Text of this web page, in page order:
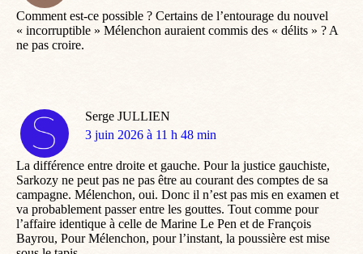
Comment est-ce possible ? Certains de l’entourage du nouvel
« incorruptible » Mélenchon auraient commis des « délits » ? A
ne pas croire.
Serge JULLIEN
dit
3 juin 2026 à 11 h 48 min
La différence entre droite et gauche. Pour la justice gauchiste,
Sarkozy ne peut pas ne pas être au courant des comptes de sa
campagne. Mélenchon, oui. Donc il n’est pas mis en examen et
va probablement passer entre les gouttes. Tout comme pour
l’affaire identique à celle de Marine Le Pen et de François
Bayrou, Pour Mélenchon, pour l’instant, la poussière est mise